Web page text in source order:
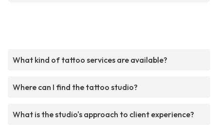
What kind of tattoo services are available?
Where can I find the tattoo studio?
What is the studio's approach to client experience?